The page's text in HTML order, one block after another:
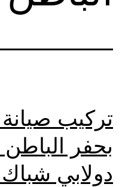
تركيب
بحفر
دولابي